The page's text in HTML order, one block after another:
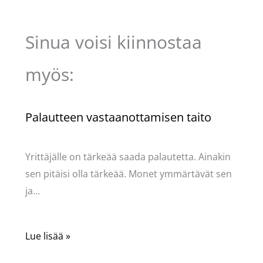
Sinua voisi kiinnostaa
myös:
Palautteen vastaanottamisen taito
Yrittäjälle on tärkeää saada palautetta. Ainakin
sen pitäisi olla tärkeää. Monet ymmärtävät sen
ja…
Lue lisää »